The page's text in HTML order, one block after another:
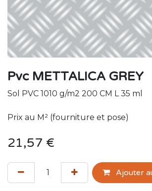
Pvc METTALICA GREY
Sol PVC 1010 g/m2 200 CM L 35 ml
Prix au M² (fourniture et pose)
21,57 €
Ajouter